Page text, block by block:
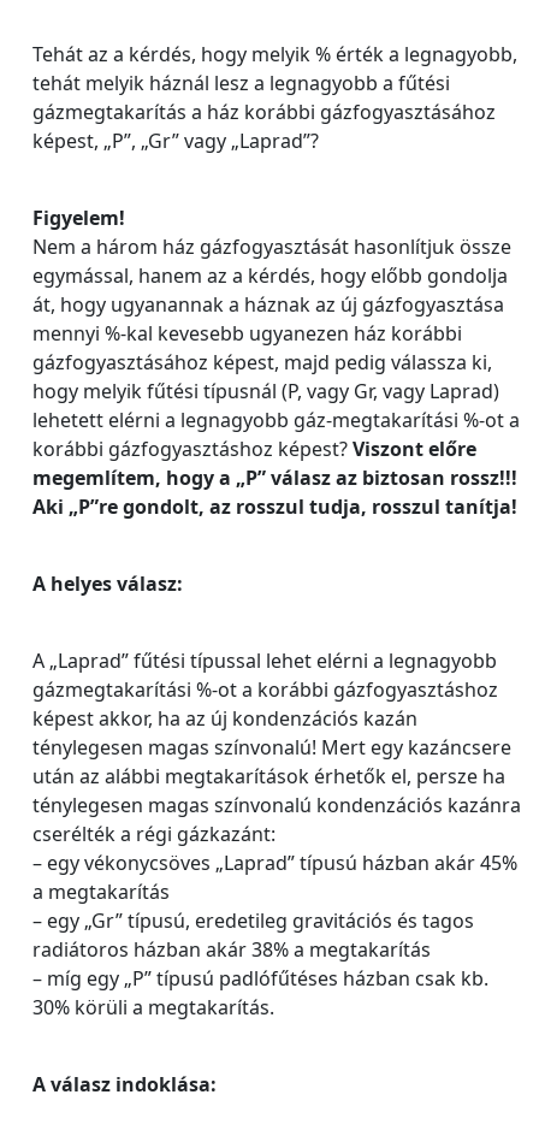
Tehát az a kérdés, hogy melyik % érték a legnagyobb,
tehát melyik háznál lesz a legnagyobb a fűtési
gázmegtakarítás a ház korábbi gázfogyasztásához
képest, „P”, „Gr” vagy „Laprad”?
Figyelem!
Nem a három ház gázfogyasztását hasonlítjuk össze
egymással, hanem az a kérdés, hogy előbb gondolja
át, hogy ugyanannak a háznak az új gázfogyasztása
mennyi %-kal kevesebb ugyanezen ház korábbi
gázfogyasztásához képest, majd pedig válassza ki,
hogy melyik fűtési típusnál (P, vagy Gr, vagy Laprad)
lehetett elérni a legnagyobb gáz-megtakarítási %-ot a
korábbi gázfogyasztáshoz képest?Viszont előre
megemlítem, hogy a „P” válasz az biztosan rossz!!!
Aki „P”re gondolt, az rosszul tudja, rosszul tanítja!
A helyes válasz:
A „Laprad” fűtési típussal lehet elérni a legnagyobb
gázmegtakarítási %-ot a korábbi gázfogyasztáshoz
képest akkor, ha az új kondenzációs kazán
ténylegesen magas színvonalú! Mert egy kazáncsere
után az alábbi megtakarítások érhetők el, persze ha
ténylegesen magas színvonalú kondenzációs kazánra
cserélték a régi gázkazánt:
– egy vékonycsöves „Laprad” típusú házban akár 45%
a megtakarítás
– egy „Gr” típusú, eredetileg gravitációs és tagos
radiátoros házban akár 38% a megtakarítás
– míg egy „P” típusú padlófűtéses házban csak kb.
30% körüli a megtakarítás.
A válasz indoklása: